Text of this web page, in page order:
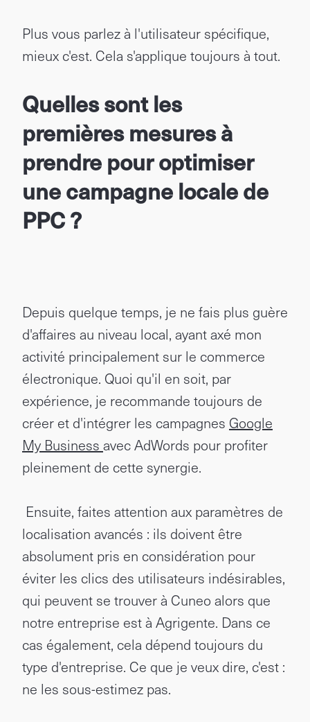
Plus vous parlez à l'utilisateur spécifique,
mieux c'est. Cela s'applique toujours à tout.
Quelles sont les
premières mesures à
prendre pour optimiser
une campagne locale de
PPC ?
Depuis quelque temps, je ne fais plus guère
d'affaires au niveau local, ayant axé mon
activité principalement sur le commerce
électronique. Quoi qu'il en soit, par
expérience, je recommande toujours de
créer et d'intégrer les campagnes Google
My Business avec AdWords pour profiter
pleinement de cette synergie.
Ensuite, faites attention aux paramètres de
localisation avancés : ils doivent être
absolument pris en considération pour
éviter les clics des utilisateurs indésirables,
qui peuvent se trouver à Cuneo alors que
notre entreprise est à Agrigente. Dans ce
cas également, cela dépend toujours du
type d'entreprise. Ce que je veux dire, c'est :
ne les sous-estimez pas.